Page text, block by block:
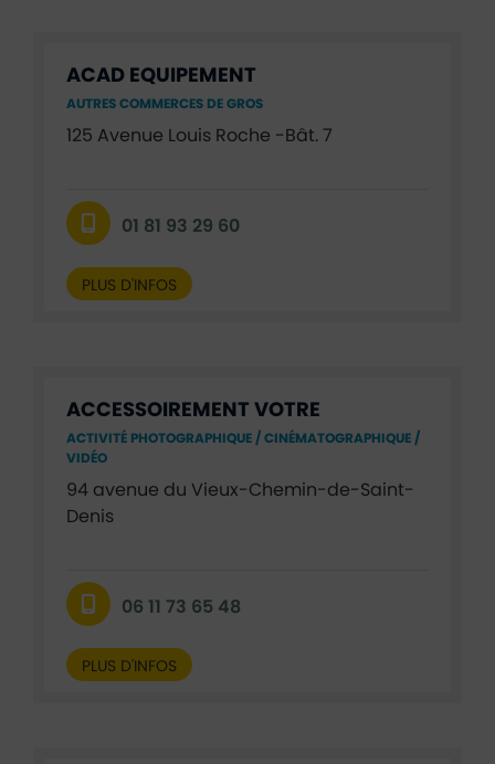
ACAD EQUIPEMENT
AUTRES COMMERCES DE GROS
125 Avenue Louis Roche -Bât. 7
01 81 93 29 60
PLUS D'INFOS
ACCESSOIREMENT VOTRE
ACTIVITÉ PHOTOGRAPHIQUE / CINÉMATOGRAPHIQUE /
VIDÉO
94 avenue du Vieux-Chemin-de-Saint-
Denis
06 11 73 65 48
PLUS D'INFOS